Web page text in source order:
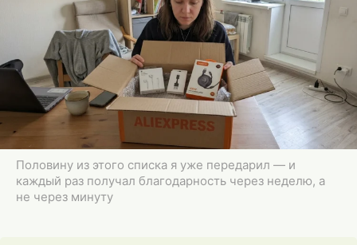
Половину из этого списка я уже передарил — и
каждый раз получал благодарность через неделю, а
не через минуту